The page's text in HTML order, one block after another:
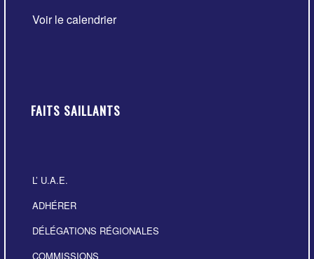
Voir le calendrier
FAITS SAILLANTS
L’ U.A.E.
ADHÉRER
DÉLÉGATIONS RÉGIONALES
COMMISSIONS